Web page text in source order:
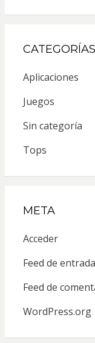
CATEGORÍAS
Aplicaciones
Juegos
Sin categoría
Tops
META
Acceder
Feed de
Feed de
WordPress.org